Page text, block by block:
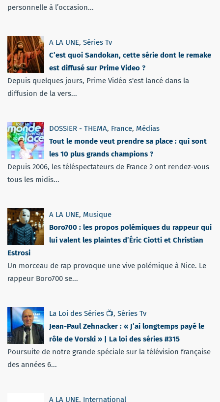
personnelle à l’occasion...
A LA UNE, Séries Tv
C’est quoi Sandokan, cette série dont le remake
est diffusé sur Prime Video ?
Depuis quelques jours, Prime Vidéo s'est lancé dans la
diffusion de la vers...
DOSSIER - THEMA, France, Médias
Tout le monde veut prendre sa place : qui sont
les 10 plus grands champions ?
Depuis 2006, les téléspectateurs de France 2 ont rendez-vous
tous les midis...
A LA UNE, Musique
Boro700 : les propos polémiques du rappeur qui
lui valent les plaintes d’Éric Ciotti et Christian
Estrosi
Un morceau de rap provoque une vive polémique à Nice. Le
rappeur Boro700 se...
La Loi des Séries 📺, Séries Tv
Jean-Paul Zehnacker : « J’ai longtemps payé le
rôle de Vorski » | La loi des séries #315
Poursuite de notre grande spéciale sur la télévision française
des années 6...
A LA UNE, International